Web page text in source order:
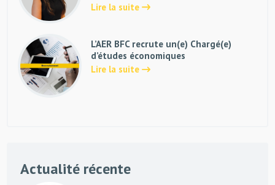
Lire la suite
L’AER BFC recrute un(e) Chargé(e)
d’études économiques
Lire la suite
Actualité récente